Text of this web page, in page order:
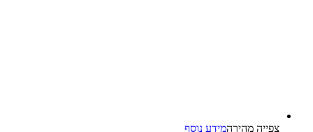
צפייה‬ ‫מהירה‬מידע נוסף